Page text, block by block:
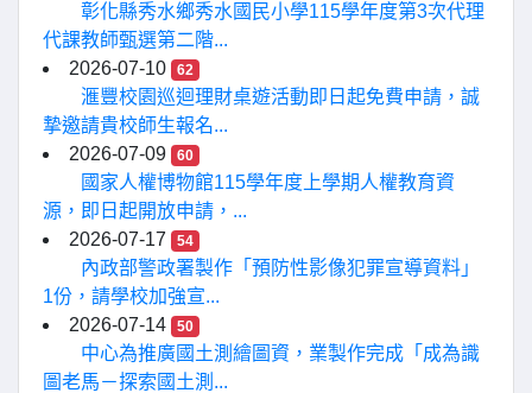
彰化縣秀水鄉秀水國民小學115學年度第3次代理
代課教師甄選第二階...
2026-07-10
62
滙豐校園巡迴理財桌遊活動即日起免費申請，誠
摯邀請貴校師生報名...
2026-07-09
60
國家人權博物館115學年度上學期人權教育資
源，即日起開放申請，...
2026-07-17
54
內政部警政署製作「預防性影像犯罪宣導資料」
1份，請學校加強宣...
2026-07-14
50
中心為推廣國土測繪圖資，業製作完成「成為識
圖老馬－探索國土測...